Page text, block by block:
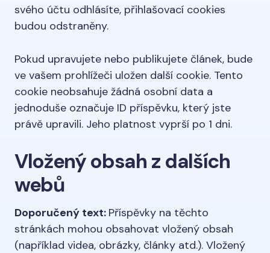
svého účtu odhlásíte, přihlašovací cookies
budou odstraněny.
Pokud upravujete nebo publikujete článek, bude
ve vašem prohlížeči uložen další cookie. Tento
cookie neobsahuje žádná osobní data a
jednoduše označuje ID příspěvku, který jste
právě upravili. Jeho platnost vyprší po 1 dni.
Vložený obsah z dalších
webů
Doporučený text: Příspěvky na těchto
stránkách mohou obsahovat vložený obsah
(například videa, obrázky, články atd.). Vložený